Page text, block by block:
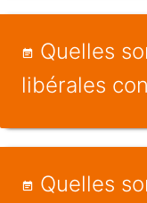
Quelles
libérales
Quelles